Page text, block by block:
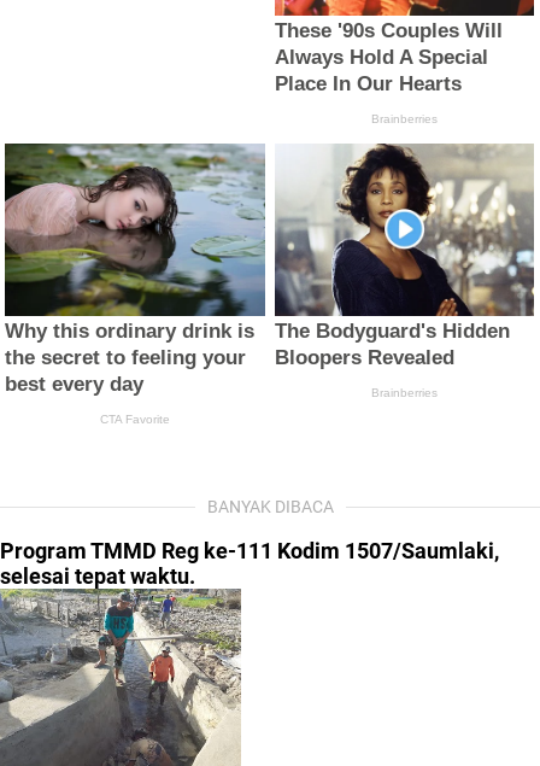
BANYAK DIBACA
Program TMMD Reg ke-111 Kodim 1507/Saumlaki,
selesai tepat waktu.